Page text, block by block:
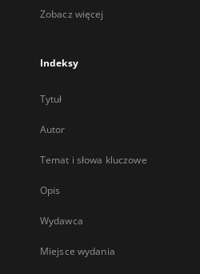
Zobacz więcej
Indeksy
Tytuł
Autor
Temat i słowa kluczowe
Opis
Wydawca
Miejsce wydania